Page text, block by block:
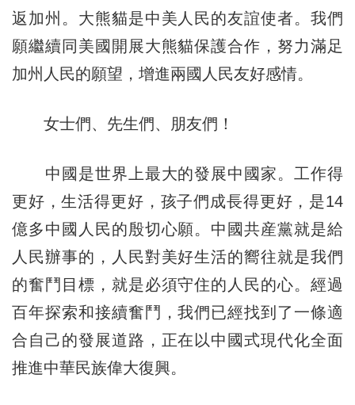
返加州。大熊貓是中美人民的友誼使者。我們
願繼續同美國開展大熊貓保護合作，努力滿足
加州人民的願望，增進兩國人民友好感情。
女士們、先生們、朋友們！
中國是世界上最大的發展中國家。工作得
更好，生活得更好，孩子們成長得更好，是14
億多中國人民的殷切心願。中國共産黨就是給
人民辦事的，人民對美好生活的嚮往就是我們
的奮鬥目標，就是必須守住的人民的心。經過
百年探索和接續奮鬥，我們已經找到了一條適
合自己的發展道路，正在以中國式現代化全面
推進中華民族偉大復興。